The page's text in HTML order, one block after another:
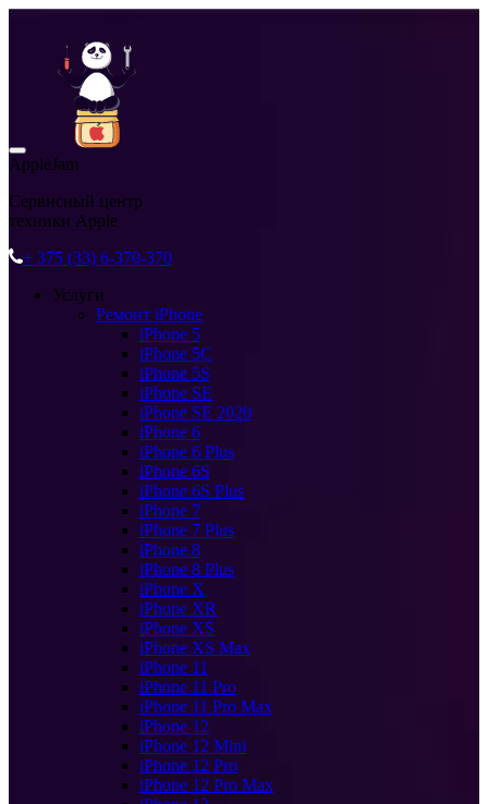
AppleJam
Сервисный центр
техники Apple
+ 375 (33) 6-370-370
Услуги
Ремонт iPhone
iPhone 5
iPhone 5C
iPhone 5S
iPhone SE
iPhone SE 2020
iPhone 6
iPhone 6 Plus
iPhone 6S
iPhone 6S Plus
iPhone 7
iPhone 7 Plus
iPhone 8
iPhone 8 Plus
iPhone X
iPhone XR
iPhone XS
iPhone XS Max
iPhone 11
iPhone 11 Pro
iPhone 11 Pro Max
iPhone 12
iPhone 12 Mini
iPhone 12 Pro
iPhone 12 Pro Max